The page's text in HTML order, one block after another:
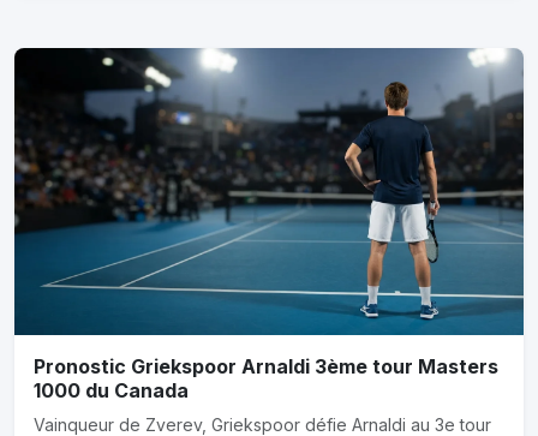
Pronostic Griekspoor Arnaldi 3ème tour Masters
1000 du Canada
Vainqueur de Zverev, Griekspoor défie Arnaldi au 3e tour